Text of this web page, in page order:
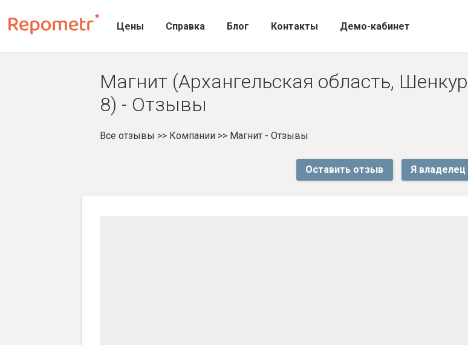
Цены Справка Блог Контакты Демо-кабинет
Магнит (Архангельская область,
8) - Отзывы
Все отзывы >> Компании>> Магнит - Отзывы
Оставить отзыв Я владелец